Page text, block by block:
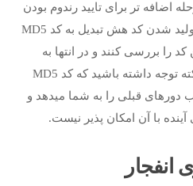
اضافه تر برای تایید رندوم بودن
بازی به کاربران است. بعد از تولید شدن کد هش تبدیل به کد MD5
را بررسی کنند و در انتها به
نتیجه بازی می رسند. به این نکته توجه داشته باشید که کد MD5
دورهای قبلی را به شما میدهد و
با آن امکان پذیر نیست.